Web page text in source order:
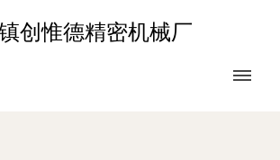
创惟德精密机械厂